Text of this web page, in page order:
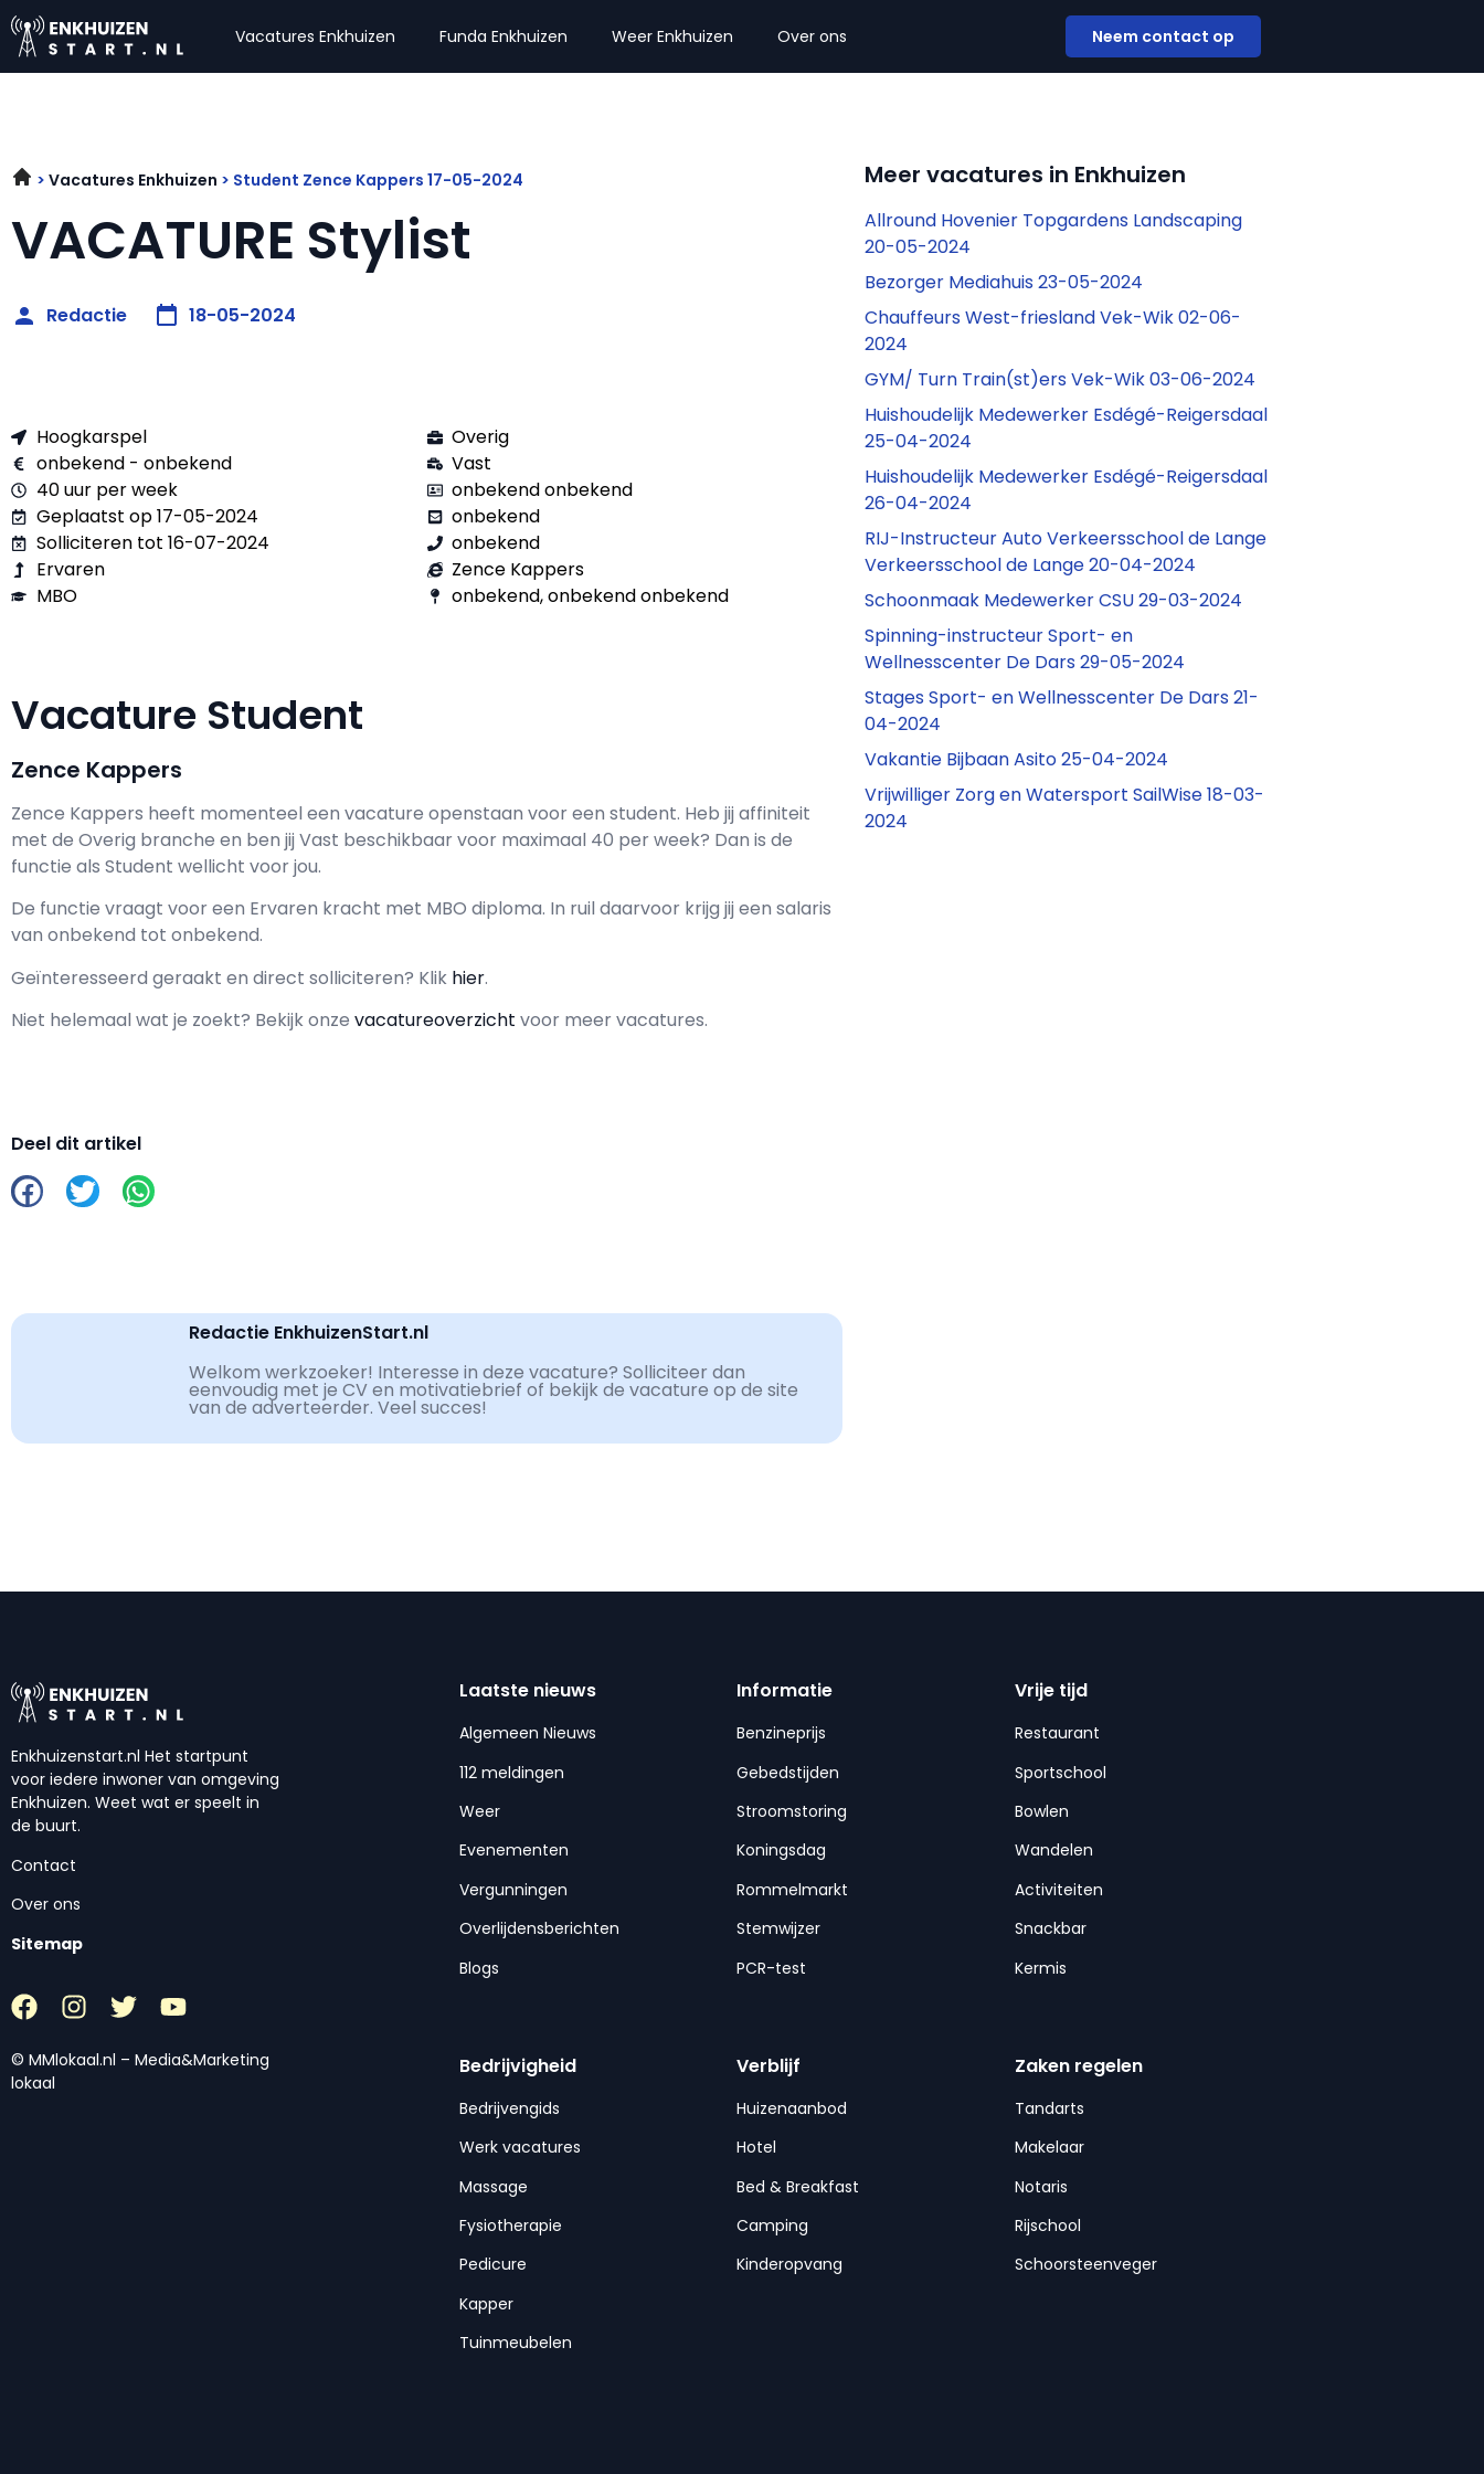
Vacatures Enkhuizen Funda Enkhuizen Weer Enkhuizen Over ons Neem contact op
Vacatures Enkhuizen Student Zence Kappers 17-05-2024
VACATURE Stylist
Redactie 18-05-2024
Hoogkarspel
onbekend - onbekend
40 uur per week
Geplaatst op 17-05-2024
Solliciteren tot 16-07-2024
Ervaren
MBO
Overig
Vast
onbekend onbekend
onbekend
onbekend
Zence Kappers
onbekend, onbekend onbekend
Vacature Student
Zence Kappers
Zence Kappers heeft momenteel een vacature openstaan voor een student. Heb jij affiniteit
met de Overig branche en ben jij Vast beschikbaar voor maximaal 40 per week? Dan is de
functie als Student wellicht voor jou.
De functie vraagt voor een Ervaren kracht met MBO diploma. In ruil daarvoor krijg jij een salaris
van onbekend tot onbekend.
Geïnteresseerd geraakt en direct solliciteren? Klik hier.
Niet helemaal wat je zoekt? Bekijk onze vacatureoverzicht voor meer vacatures.
Deel dit artikel
Redactie EnkhuizenStart.nl
Welkom werkzoeker! Interesse in deze vacature? Solliciteer dan
eenvoudig met je CV en motivatiebrief of bekijk de vacature op de site
van de adverteerder. Veel succes!
Meer vacatures in Enkhuizen
Allround Hovenier Topgardens Landscaping
20-05-2024
Bezorger Mediahuis 23-05-2024
Chauffeurs West-friesland Vek-Wik 02-06-
2024
GYM/ Turn Train(st)ers Vek-Wik 03-06-2024
Huishoudelijk Medewerker Esdégé-Reigersdaal
25-04-2024
Huishoudelijk Medewerker Esdégé-Reigersdaal
26-04-2024
RIJ-Instructeur Auto Verkeersschool de Lange
Verkeersschool de Lange 20-04-2024
Schoonmaak Medewerker CSU 29-03-2024
Spinning-instructeur Sport- en
Wellnesscenter De Dars 29-05-2024
Stages Sport- en Wellnesscenter De Dars 21-
04-2024
Vakantie Bijbaan Asito 25-04-2024
Vrijwilliger Zorg en Watersport SailWise 18-03-
2024
Enkhuizenstart.nl Het startpunt
voor iedere inwoner van omgeving
Enkhuizen. Weet wat er speelt in
de buurt.
Contact
Over ons
Sitemap
© MMlokaal.nl – Media&Marketing
lokaal
Laatste nieuws
Algemeen Nieuws
112 meldingen
Weer
Evenementen
Vergunningen
Overlijdensberichten
Blogs
Informatie
Benzineprijs
Gebedstijden
Stroomstoring
Koningsdag
Rommelmarkt
Stemwijzer
PCR-test
Vrije tijd
Restaurant
Sportschool
Bowlen
Wandelen
Activiteiten
Snackbar
Kermis
Bedrijvigheid
Bedrijvengids
Werk vacatures
Massage
Fysiotherapie
Pedicure
Kapper
Tuinmeubelen
Verblijf
Huizenaanbod
Hotel
Bed & Breakfast
Camping
Kinderopvang
Zaken regelen
Tandarts
Makelaar
Notaris
Rijschool
Schoorsteenveger